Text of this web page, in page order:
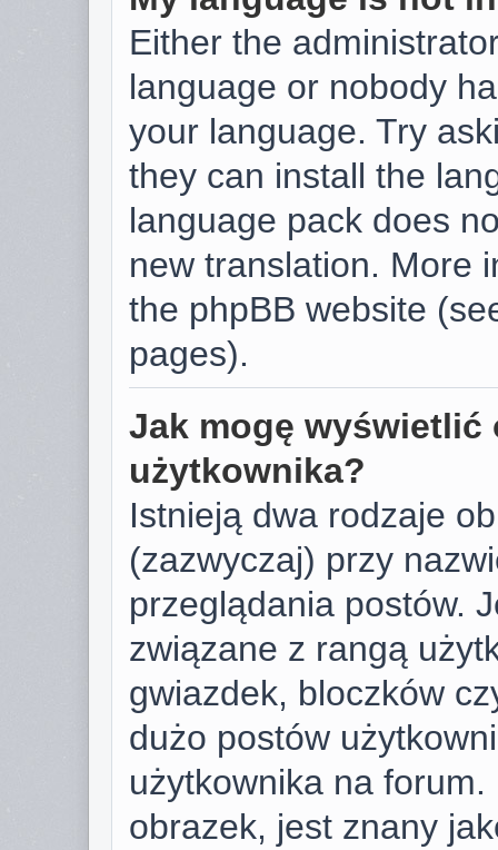
Either the
language or nobody
your language. Try
they can install the
language pack does
new translation. More
the phpBB website
pages).
Jak mogę wyświetlić
użytkownika?
Istnieją dwa rodzaje
(zazwyczaj) przy
przeglądania postów.
związane z rangą
gwiazdek, bloczków
dużo postów
użytkownika na
obrazek, jest znany